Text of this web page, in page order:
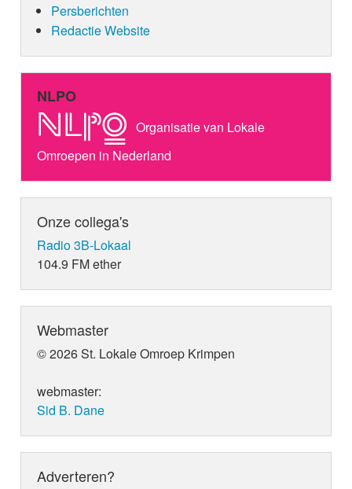
Persberichten
Redactie Website
NLPO
Organisatie van Lokale
Omroepen in Nederland
Onze collega's
Radio 3B-Lokaal
104.9 FM ether
Webmaster
© 2026 St. Lokale Omroep Krimpen
webmaster:
Sid B. Dane
Adverteren?